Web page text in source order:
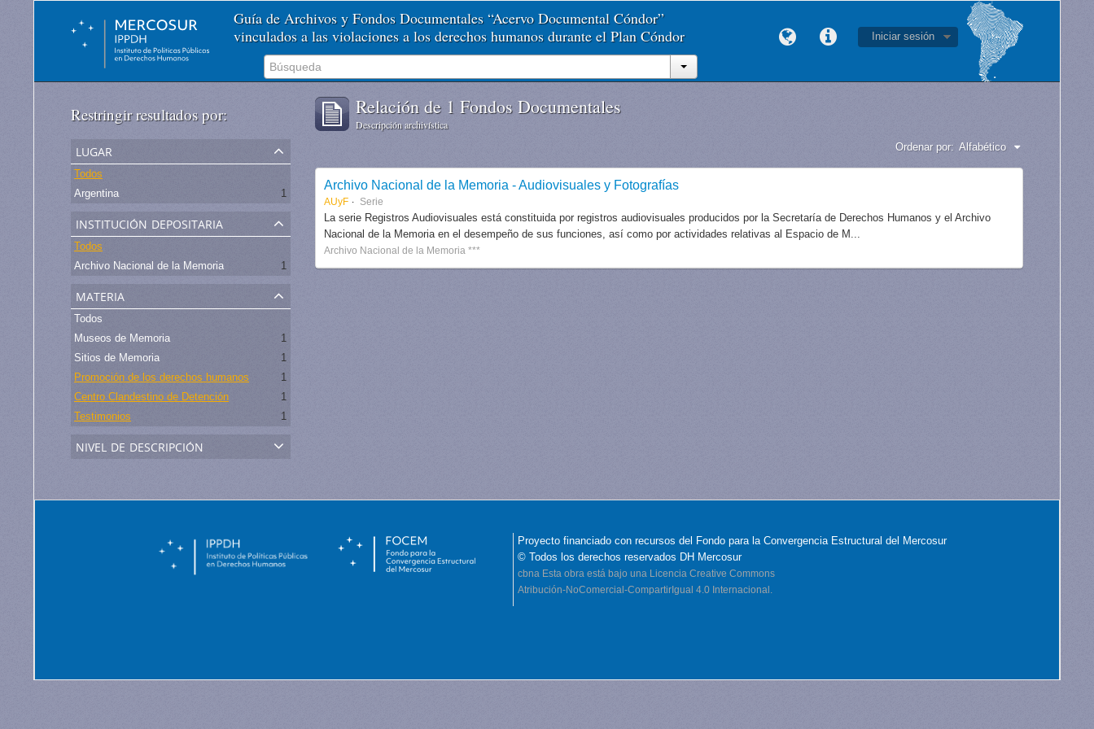
Guía de Archivos y Fondos Documentales “Acervo Documental Cóndor”
vinculados a las violaciones a los derechos humanos durante el Plan Cóndor
Iniciar sesión
Restringir resultados por:
lugar
Todos
Argentina
1
institución depositaria
Todos
Archivo Nacional de la Memoria
1
materia
Todos
Museos de Memoria
1
Sitios de Memoria
1
Promoción de los derechos humanos
1
Centro Clandestino de Detención
1
Testimonios
1
nivel de descripción
Relación de 1 Fondos Documentales
Descripción archivística
Ordenar por: Alfabético
Archivo Nacional de la Memoria - Audiovisuales y Fotografías
AUyF Serie
La serie Registros Audiovisuales está constituida por registros audiovisuales producidos por la Secretaría de Derechos Humanos y el Archivo
Nacional de la Memoria en el desempeño de sus funciones, así como por actividades relativas al Espacio de M...
Archivo Nacional de la Memoria ***
Proyecto financiado con recursos del Fondo para la Convergencia Estructural del Mercosur
© Todos los derechos reservados DH Mercosur
cbna Esta obra está bajo una Licencia Creative Commons
Atribución-NoComercial-CompartirIgual 4.0 Internacional.